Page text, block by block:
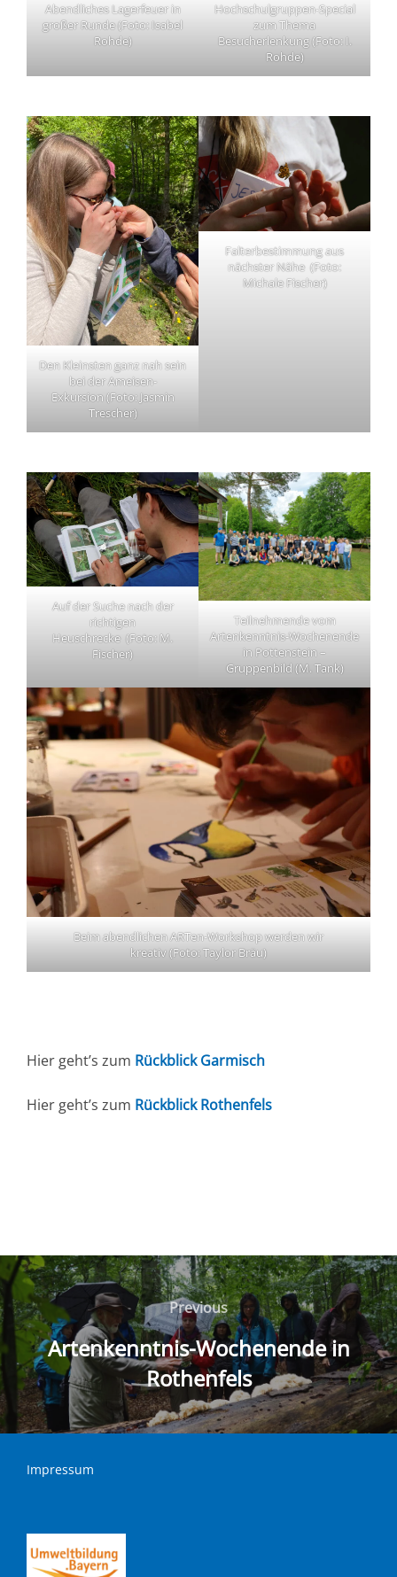
Abendliches Lagerfeuer in
großer Runde (Foto: Isabel
Rohde)
Hochschulgruppen-Special
zum Thema
Besucherlenkung (Foto: I.
Rohde)
Den Kleinsten ganz nah sein
bei der Ameisen-
Exkursion (Foto: Jasmin
Trescher)
Falterbestimmung aus
nächster Nähe (Foto:
Michale Fischer)
Auf der Suche nach der
richtigen
Heuschrecke (Foto: M.
Fischer)
Teilnehmende vom
Artenkenntnis-Wochenende
in Pottenstein –
Gruppenbild (M. Tank)
Beim abendlichen ARTen-Workshop werden wir
kreativ (Foto: Taylor Bräu)
Hier geht’s zum Rückblick Garmisch
Hier geht’s zum Rückblick Rothenfels
Beitragsnavigation
Previous
Previous
Artenkenntnis-Wochenende in
Rothenfels
Impressum